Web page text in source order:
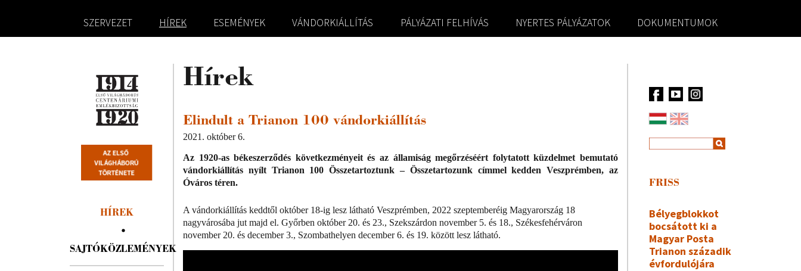
SZERVEZET HÍREK ESEMÉNYEK VÁNDORKIÁLLÍTÁS PÁLYÁZATI FELHÍVÁS NYERTES PÁLYÁZATOK DOKUMENTUMOK
HÍREK
SAJTÓKÖZLEMÉNYEK
Hírek
Elindult a Trianon 100 vándorkiállítás
2021. október 6.
Az 1920-as békeszerződés következményeit és az államiság megőrzéséért folytatott küzdelmet bemutató
vándorkiállítás nyílt Trianon 100 Összetartoztunk – Összetartozunk címmel kedden Veszprémben, az
Óváros téren.
A vándorkiállítás keddtől október 18-ig lesz látható Veszprémben, 2022 szeptemberéig Magyarország 18
nagyvárosába jut majd el. Győrben október 20. és 23., Szekszárdon november 5. és 18., Székesfehérváron
november 20. és december 3., Szombathelyen december 6. és 19. között lesz látható.
FRISS
Bélyegblokkot
bocsátott ki a
Magyar Posta
Trianon századik
évfordulójára